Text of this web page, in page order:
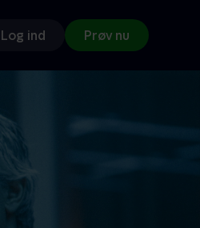
Log ind Prøv nu